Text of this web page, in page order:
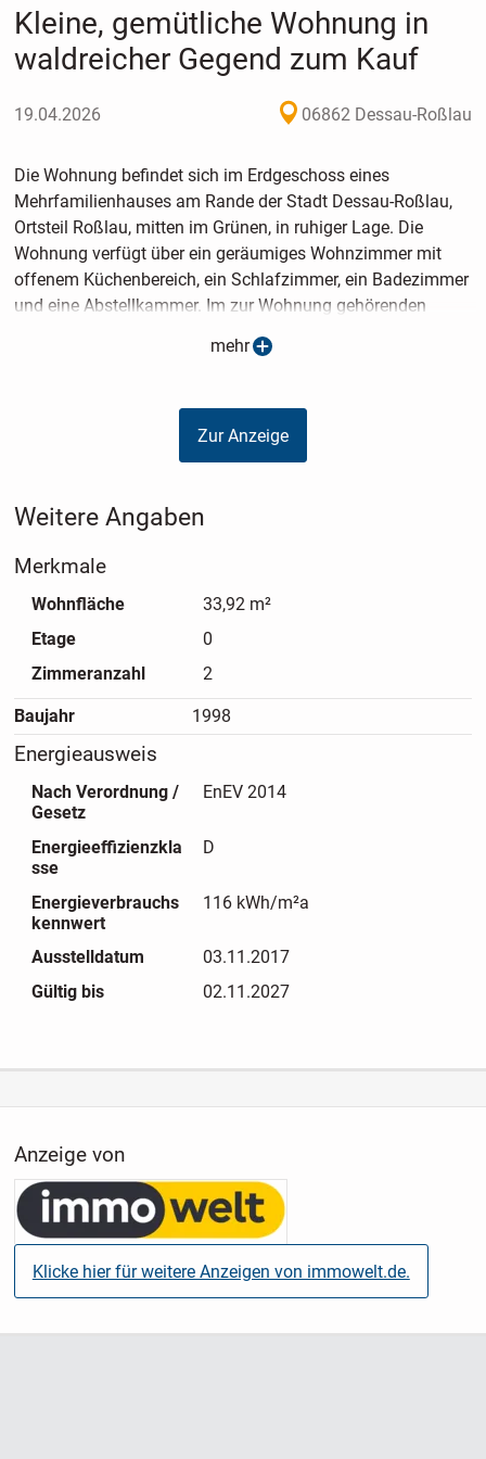
Kleine, gemütliche Wohnung in
waldreicher Gegend zum Kauf
19.04.2026 06862 Dessau-Roßlau
Die Wohnung befindet sich im Erdgeschoss eines
Mehrfamilienhauses am Rande der Stadt Dessau-Roßlau,
Ortsteil Roßlau, mitten im Grünen, in ruhiger Lage. Die
Wohnung verfügt über ein geräumiges Wohnzimmer mit
offenem Küchenbereich, ein Schlafzimmer, ein Badezimmer
und eine Abstellkammer. Im zur Wohnung gehörenden
Carport ist Ihr Auto sicher und wettergeschützt abgestellt.
Hier kann man in einem separaten Abstellraum sein Fahrrad
Die Wohnanlage wird durch einen eigenen Hausmeister
gepflegt, inklusive Hausordnung und Winterdienst.
mehr
Zur Anzeige
Weitere Angaben
Merkmale
Wohnfläche
33,92 m²
Etage
0
Zimmeranzahl
2
Baujahr 1998
Energieausweis
Nach Verordnung /
Gesetz
EnEV 2014
Energieeffizienzkla
sse
D
Energieverbrauchs
kennwert
116 kWh/m²a
Ausstelldatum
03.11.2017
Gültig bis
02.11.2027
Anzeige von
Klicke hier für weitere Anzeigen von immowelt.de.